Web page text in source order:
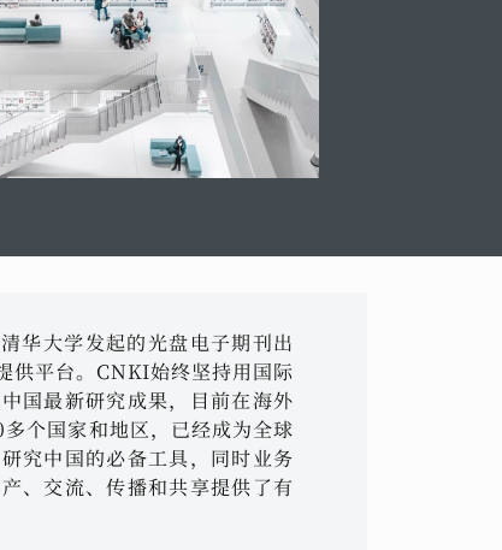
华大学发起的光盘电子期刊出
供平台。CNKI始终坚持用国际
国最新研究成果，目前在海外
个国家和地区，已经成为全球
究中国的必备工具，同时业务
、交流、传播和共享提供了有